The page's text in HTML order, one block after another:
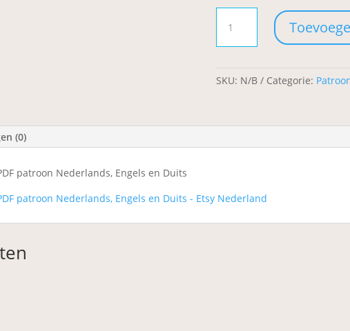
kinderen
en
sneeuwpop
SKU: N/B Categorie:
(0)
patroon Nederlands, Engels en Duits
patroon Nederlands, Engels en Duits - Etsy Nederland